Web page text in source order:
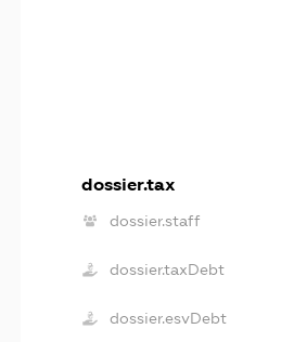
dossier.tax
dossier.staff
dossier.taxDebt
dossier.esvDebt